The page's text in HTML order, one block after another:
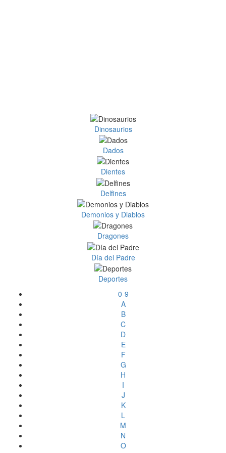
Dinosaurios
Dados
Dientes
Delfines
Demonios y Diablos
Dragones
Día del Padre
Deportes
0-9
A
B
C
D
E
F
G
H
I
J
K
L
M
N
O